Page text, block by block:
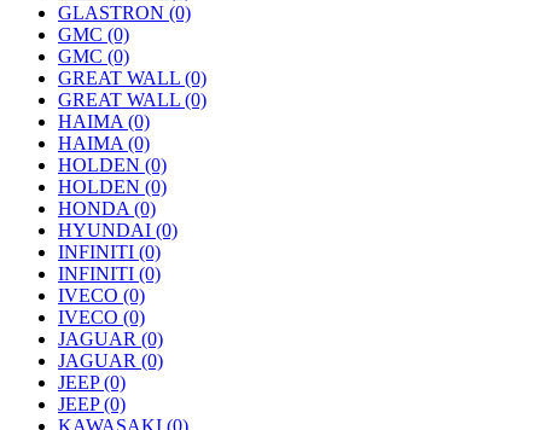
GLASTRON (0)
GMC (0)
GMC (0)
GREAT WALL (0)
GREAT WALL (0)
HAIMA (0)
HAIMA (0)
HOLDEN (0)
HOLDEN (0)
HONDA (0)
HYUNDAI (0)
INFINITI (0)
INFINITI (0)
IVECO (0)
IVECO (0)
JAGUAR (0)
JAGUAR (0)
JEEP(0)
JEEP(0)
KAWASAKI (0)